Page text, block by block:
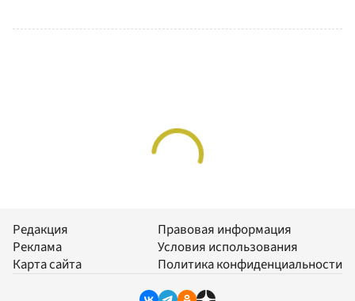
Редакция
Реклама
Карта сайта
Правовая информация
Условия использования
Политика конфиденциальности